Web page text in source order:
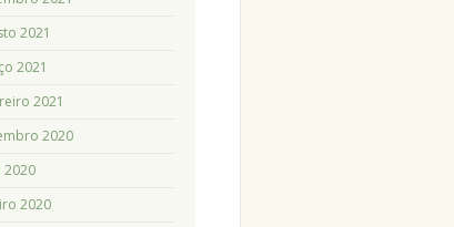
2021
2021
2021
2020
2020
2020